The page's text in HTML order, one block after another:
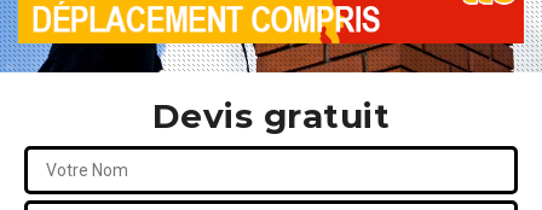
Devis gratuit